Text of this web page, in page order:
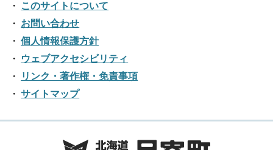
このサイトについて
お問い合わせ
個人情報保護方針
ウェブアクセシビリティ
リンク・著作権・免責事項
サイトマップ